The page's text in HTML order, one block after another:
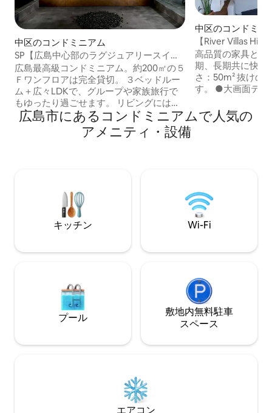
中区のコンドミニアム
SP【広島中心部のラグジュアリースイー
ト】ワンフロア貸切｜平和公園徒歩4分｜
120インチシアター
広島最高級コンドミニアム。約200㎡の５
Ｆワンフロアは完全貸切。 ３ベッドルー
ム＋広々LDKで、グループや家族旅行で
もゆったり過ごせます。 リビングには大
型ソファと120インチスクリーンを完備
し、４Ｋホームプロジェクターでの映画
鑑賞や団らんの時間を特別な体験に。 ■
アイロン、掃除機、個別空調、IHコン
ロ、食器類（お皿、マグカップ、グラ
ス、ワイングラス）、カトラリー（スプ
ーン、フォーク、箸）、料理キッチン用
ニティ＞ インスタントコーヒー、お茶
ル、歯ブラシ、シャンプー、コンディシ
ョナー、ボディーソープ、ハンドソープ
中区のコンドミニ
【River Villas
コンビニやスーパ
高品質の家具とリ
期、長期共に快
さ：50m² 抜けの
す。 ●大画面テレ
濯機完備 ●ウォ
スルーム完備 ●ベ
ンプー、コンディ
プ ●アメニティ
ル、綿棒 ●キッチ
ス、マグ、調理
レーヤー、ウォシ
広島市にあるコンドミニアムで人気の
アメニティ・設備
キッチン Wi-Fi
プール
敷地内無料駐⁠車
ス⁠ペ⁠ー⁠ス
エアコン